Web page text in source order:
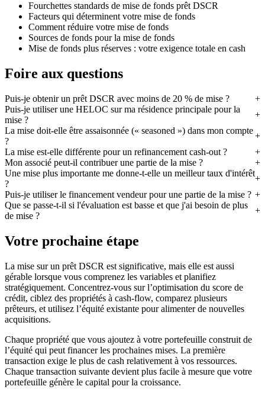
Fourchettes standards de mise de fonds prêt DSCR
Facteurs qui déterminent votre mise de fonds
Comment réduire votre mise de fonds
Sources de fonds pour la mise de fonds
Mise de fonds plus réserves : votre exigence totale en cash
Foire aux questions
Puis-je obtenir un prêt DSCR avec moins de 20 % de mise ?
Puis-je utiliser une HELOC sur ma résidence principale pour la
mise ?
La mise doit-elle être assaisonnée (« seasoned ») dans mon compte
?
La mise est-elle différente pour un refinancement cash-out ?
Mon associé peut-il contribuer une partie de la mise ?
Une mise plus importante me donne-t-elle un meilleur taux d'intérêt
?
Puis-je utiliser le financement vendeur pour une partie de la mise ?
Que se passe-t-il si l'évaluation est basse et que j'ai besoin de plus
de mise ?
Votre prochaine étape
La mise sur un prêt DSCR est significative, mais elle est aussi
gérable lorsque vous comprenez les variables et planifiez
stratégiquement. Concentrez-vous sur l’optimisation du score de
crédit, ciblez des propriétés à cash-flow, comparez plusieurs
prêteurs, et utilisez l’équité existante pour alimenter de nouvelles
acquisitions.
Chaque propriété que vous ajoutez à votre portefeuille construit de
l’équité qui peut financer les prochaines mises. La première
transaction exige le plus de cash relativement à vos ressources.
Chaque transaction suivante devient plus facile à mesure que votre
portefeuille génère le capital pour la croissance.